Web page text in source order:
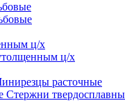
ц/х
ц/х
расточные
Cтержни